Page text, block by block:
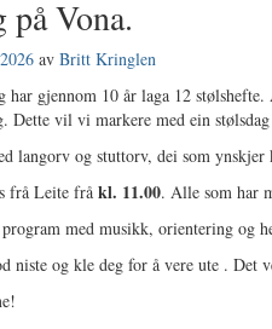
på Vona.
av Britt Kringlen
har gjennom 10 år laga 12
Dette vil vi markere med ein
langorv og stuttorv, dei som
frå Leite frå kl. 11.00. Alle som har
med musikk, orientering og
niste og kle deg for å vere ute . Det